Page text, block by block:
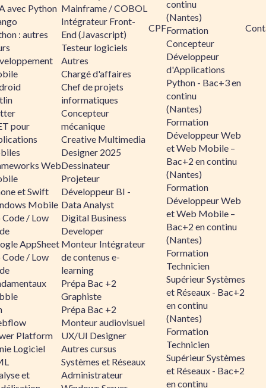
avec Python
: autres
pour
Web
et Swift
Mobile
/ Low
AppSheet
/ Low
Platform
Logiciel
et
Mainframe / COBOL
Intégrateur Front-
End (Javascript)
Testeur logiciels
Autres
Chargé d'affaires
Chef de projets
informatiques
Concepteur
mécanique
Creative Multimedia
Designer 2025
Dessinateur
Projeteur
Développeur BI -
Data Analyst
Digital Business
Developer
Monteur Intégrateur
de contenus e-
learning
Prépa Bac +2
Graphiste
Prépa Bac +2
Monteur audiovisuel
UX/UI Designer
Autres cursus
Systèmes et Réseaux
Administrateur
CPF
continu
(Nantes)
Formation
Concepteur
Développeur
d'Applications
Python - Bac+3 en
continu
(Nantes)
Formation
Développeur Web
et Web Mobile –
Bac+2 en continu
(Nantes)
Formation
Développeur Web
et Web Mobile –
Bac+2 en continu
(Nantes)
Formation
Technicien
Supérieur Systèmes
et Réseaux - Bac+2
en continu
(Nantes)
Formation
Technicien
Supérieur Systèmes
et Réseaux - Bac+2
en continu